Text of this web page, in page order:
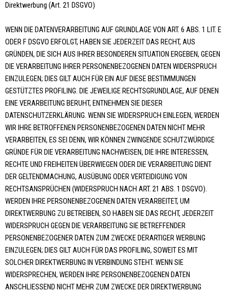
Direktwerbung (Art. 21 DSGVO)
WENN DIE DATENVERARBEITUNG AUF GRUNDLAGE VON ART. 6 ABS. 1 LIT. E
ODER F DSGVO ERFOLGT, HABEN SIE JEDERZEIT DAS RECHT, AUS
GRÜNDEN, DIE SICH AUS IHRER BESONDEREN SITUATION ERGEBEN, GEGEN
DIE VERARBEITUNG IHRER PERSONENBEZOGENEN DATEN WIDERSPRUCH
EINZULEGEN; DIES GILT AUCH FÜR EIN AUF DIESE BESTIMMUNGEN
GESTÜTZTES PROFILING. DIE JEWEILIGE RECHTSGRUNDLAGE, AUF DENEN
EINE VERARBEITUNG BERUHT, ENTNEHMEN SIE DIESER
DATENSCHUTZERKLÄRUNG. WENN SIE WIDERSPRUCH EINLEGEN, WERDEN
WIR IHRE BETROFFENEN PERSONENBEZOGENEN DATEN NICHT MEHR
VERARBEITEN, ES SEI DENN, WIR KÖNNEN ZWINGENDE SCHUTZWÜRDIGE
GRÜNDE FÜR DIE VERARBEITUNG NACHWEISEN, DIE IHRE INTERESSEN,
RECHTE UND FREIHEITEN ÜBERWIEGEN ODER DIE VERARBEITUNG DIENT
DER GELTENDMACHUNG, AUSÜBUNG ODER VERTEIDIGUNG VON
RECHTSANSPRÜCHEN (WIDERSPRUCH NACH ART. 21 ABS. 1 DSGVO).
WERDEN IHRE PERSONENBEZOGENEN DATEN VERARBEITET, UM
DIREKTWERBUNG ZU BETREIBEN, SO HABEN SIE DAS RECHT, JEDERZEIT
WIDERSPRUCH GEGEN DIE VERARBEITUNG SIE BETREFFENDER
PERSONENBEZOGENER DATEN ZUM ZWECKE DERARTIGER WERBUNG
EINZULEGEN; DIES GILT AUCH FÜR DAS PROFILING, SOWEIT ES MIT
SOLCHER DIREKTWERBUNG IN VERBINDUNG STEHT. WENN SIE
WIDERSPRECHEN, WERDEN IHRE PERSONENBEZOGENEN DATEN
ANSCHLIESSEND NICHT MEHR ZUM ZWECKE DER DIREKTWERBUNG